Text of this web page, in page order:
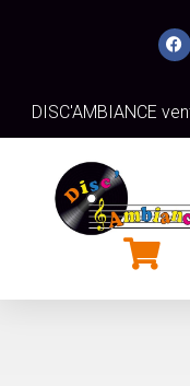
DISC'AMBIANCE